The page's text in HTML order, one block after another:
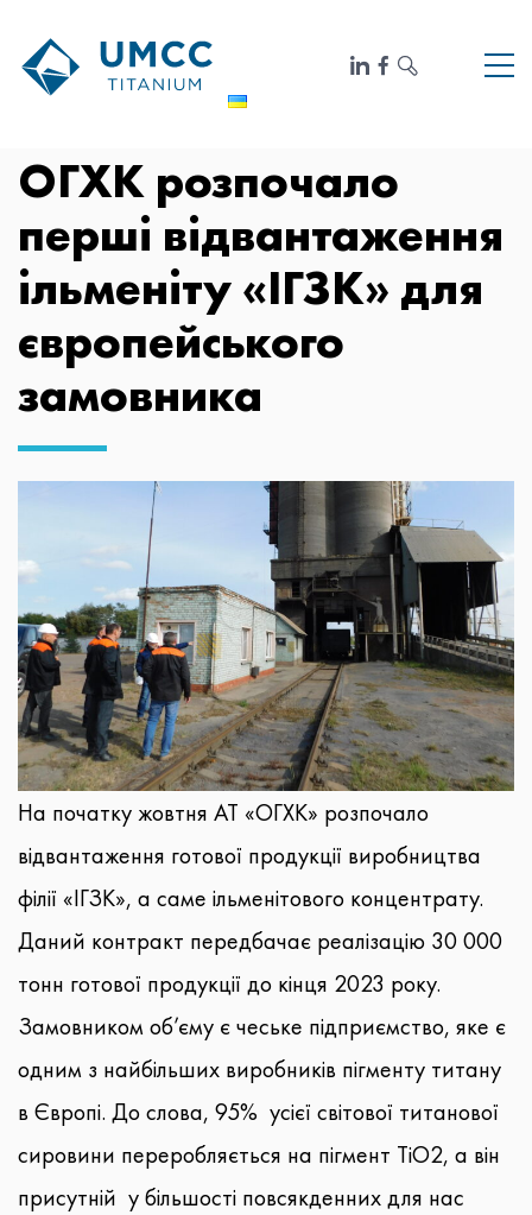
ОГХК розпочало
перші відвантаження
ільменіту «ІГЗК» для
європейського
замовника
На початку жовтня АТ «ОГХК» розпочало
відвантаження готової продукції виробництва
філії «ІГЗК», а саме ільменітового концентрату.
Даний контракт передбачає реалізацію 30 000
тонн готової продукції до кінця 2023 року.
Замовником об’єму є чеське підприємство, яке є
одним з найбільших виробників пігменту титану
в Європі. До слова, 95% усієї світової титанової
сировини переробляється на пігмент TiO2, а він
присутній у більшості повсякденних для нас